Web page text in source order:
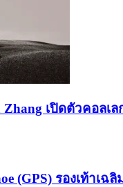
Zhang เปิดตัวคอล
(GPS) รองเท้าเ